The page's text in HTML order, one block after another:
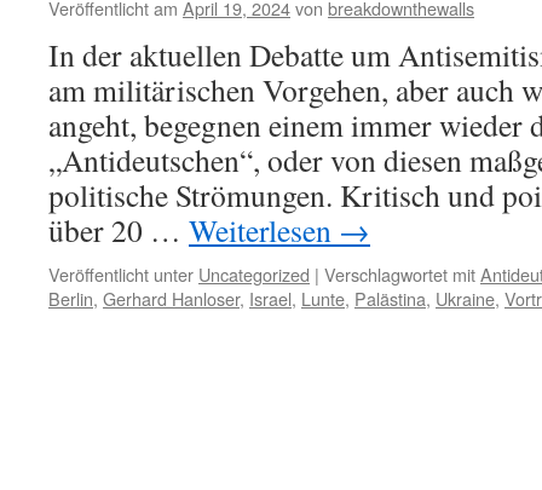
Veröffentlicht am April 19, 2024von breakdownthewalls
In der aktuellen Debatte um
am militärischen Vorgehen, aber auch
angeht, begegnen einem immer wieder
„Antideutschen“, oder von diesen
politische Strömungen. Kritisch und
über 20 … Weiterlesen →
Veröffentlicht unter Uncategorized | Verschlagwortet mit
Berlin, Gerhard Hanloser, Israel, Lunte, Palästina, Ukraine,